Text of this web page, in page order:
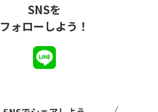
SNSを
フォローしよう！